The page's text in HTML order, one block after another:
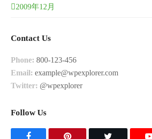
2009年12月
Contact Us
Phone: 800-123-456
Email: example@wpexplorer.com
Twitter: @wpexplorer
Follow Us